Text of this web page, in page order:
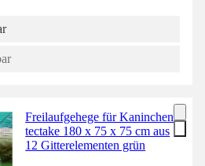
Freilaufgehege für Kaninchen
tectake 180 x 75 x 75 cm aus
12 Gitterelementen grün